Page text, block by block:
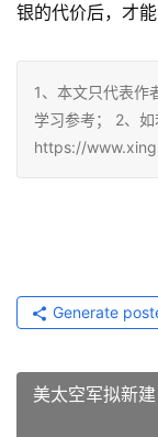
银的代价后，才能
1、本文只代表作
学习参考； 2、如
https://
Generate
美太空军拟新